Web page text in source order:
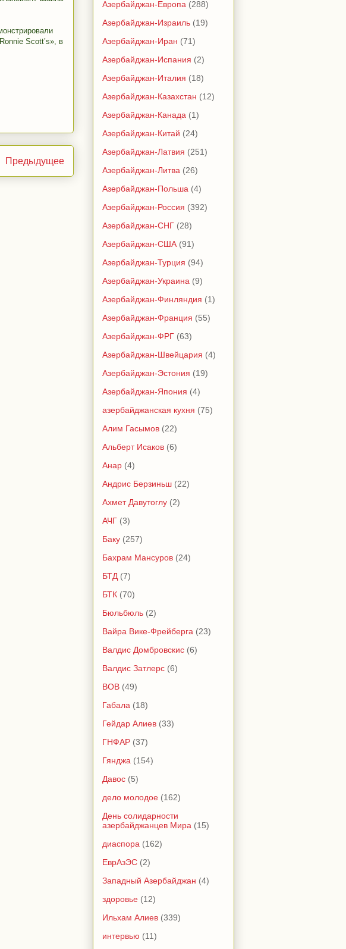
Scott’s», в
Предыдущее
Азербайджан-Европа (288)
Азербайджан-Израиль (19)
Азербайджан-Иран (71)
Азербайджан-Испания (2)
Азербайджан-Италия (18)
Азербайджан-Казахстан (12)
Азербайджан-Канада (1)
Азербайджан-Китай (24)
Азербайджан-Латвия (251)
Азербайджан-Литва (26)
Азербайджан-Польша (4)
Азербайджан-Россия (392)
Азербайджан-СНГ (28)
Азербайджан-США (91)
Азербайджан-Турция (94)
Азербайджан-Украина (9)
Азербайджан-Финляндия (1)
Азербайджан-Франция (55)
Азербайджан-ФРГ (63)
Азербайджан-Швейцария (4)
Азербайджан-Эстония (19)
Азербайджан-Япония (4)
азербайджанская кухня (75)
Алим Гасымов (22)
Альберт Исаков (6)
Анар (4)
Андрис Берзиньш (22)
Ахмет Давутоглу (2)
АЧГ (3)
Баку (257)
Бахрам Мансуров (24)
БТД (7)
БТК (70)
Бюльбюль (2)
Вайра Вике-Фрейберга (23)
Валдис Домбровскис (6)
Валдис Затлерс (6)
ВОВ (49)
Габала (18)
Гейдар Алиев (33)
ГНФАР (37)
Гянджа (154)
Давос (5)
дело молодое (162)
День солидарности
азербайджанцев Мира (15)
диаспора (162)
ЕврАзЭС (2)
Западный Азербайджан (4)
здоровье (12)
Ильхам Алиев (339)
интервью (11)